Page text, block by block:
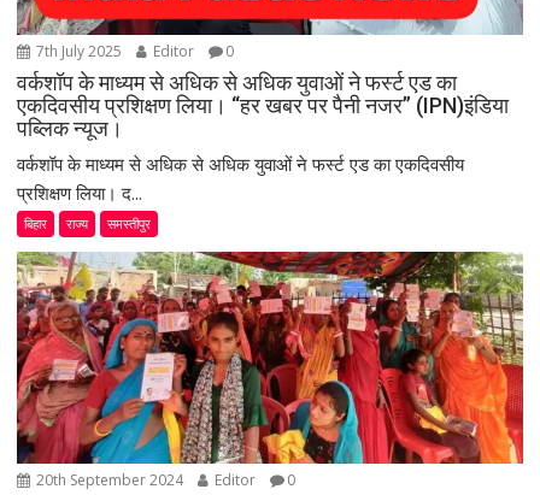
7th July 2025 Editor 0
वर्कशॉप के माध्यम से अधिक से अधिक युवाओं ने फर्स्ट एड का
एकदिवसीय प्रशिक्षण लिया। “हर खबर पर पैनी नजर” (IPN)इंडिया
पब्लिक न्यूज।
वर्कशॉप के माध्यम से अधिक से अधिक युवाओं ने फर्स्ट एड का एकदिवसीय
प्रशिक्षण लिया। द...
बिहार राज्य समस्तीपुर
20th September 2024 Editor 0